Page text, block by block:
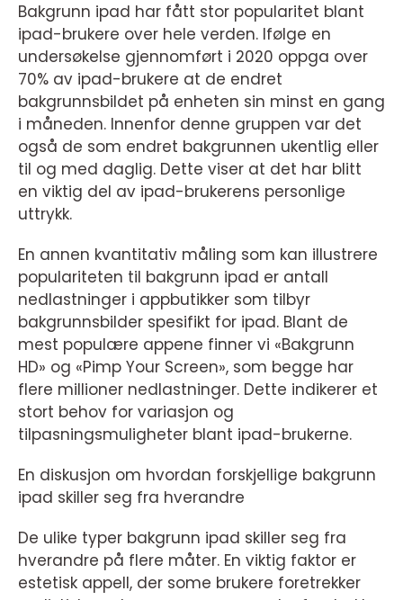
Bakgrunn ipad har fått stor popularitet blant
ipad-brukere over hele verden. Ifølge en
undersøkelse gjennomført i 2020 oppga over
70% av ipad-brukere at de endret
bakgrunnsbildet på enheten sin minst en gang
i måneden. Innenfor denne gruppen var det
også de som endret bakgrunnen ukentlig eller
til og med daglig. Dette viser at det har blitt
en viktig del av ipad-brukerens personlige
uttrykk.
En annen kvantitativ måling som kan illustrere
populariteten til bakgrunn ipad er antall
nedlastninger i appbutikker som tilbyr
bakgrunnsbilder spesifikt for ipad. Blant de
mest populære appene finner vi «Bakgrunn
HD» og «Pimp Your Screen», som begge har
flere millioner nedlastninger. Dette indikerer et
stort behov for variasjon og
tilpasningsmuligheter blant ipad-brukerne.
En diskusjon om hvordan forskjellige bakgrunn
ipad skiller seg fra hverandre
De ulike typer bakgrunn ipad skiller seg fra
hverandre på flere måter. En viktig faktor er
estetisk appell, der some brukere foretrekker